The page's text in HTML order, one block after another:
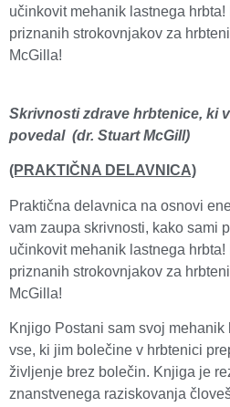
učinkovit mehanik lastnega
priznanih strokovnjakov za
McGilla!
Skrivnosti zdrave hrbtenice, ki
povedal (dr. Stuart McGill)
(PRAKTIČNA DELAVNICA)
Praktična delavnica na osnovi
vam zaupa skrivnosti, kako sami
učinkovit mehanik lastnega
priznanih strokovnjakov za
McGilla!
Knjigo Postani sam svoj
vse, ki jim bolečine v hrbtenici
življenje brez bolečin. Knjiga je
znanstvenega raziskovanja